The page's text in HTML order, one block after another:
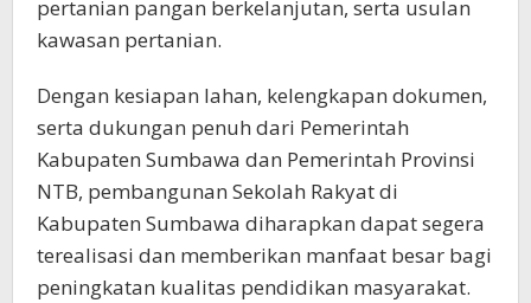
pertanian pangan berkelanjutan, serta usulan
kawasan pertanian.
Dengan kesiapan lahan, kelengkapan dokumen,
serta dukungan penuh dari Pemerintah
Kabupaten Sumbawa dan Pemerintah Provinsi
NTB, pembangunan Sekolah Rakyat di
Kabupaten Sumbawa diharapkan dapat segera
terealisasi dan memberikan manfaat besar bagi
peningkatan kualitas pendidikan masyarakat.